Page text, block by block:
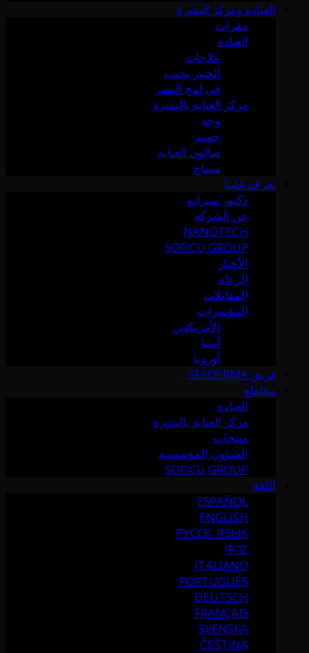
العيادة ومركز البشرة
مقرات
العيادة
علاجات
الخبير يجيب
في لمح البصر
مركز العناية بالبشرة
وجه
جسم
صالون العناية
مساج
تعرف علينا
دكتور سيرانو
عن الشركة
NANOTECH
SOFICU GROUP
الأخبار
الرعاة
المقابلات
المؤتمرات
الأمريكتين
آسيا
أوروبا
فريق SESDERMA
مقاطع
العيادة
مركز العناية بالبشرة
منتجات
الشؤون المؤسسية
SOFICU GROUP
اللغة
ESPAÑOL
ENGLISH
РУССК. ЯЗЫК
中文
ITALIANO
PORTUGUÉS
DEUTSCH
FRANÇAIS
SVENSKA
ČEŠTINA